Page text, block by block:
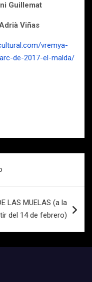
Guillemat
Viñas
vremya-
de-2017-el-malda/
LAS MUELAS (a la
del 14 de febrero)